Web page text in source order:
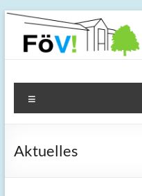
Zum
springen
FöV! –
IGS in
Aktuelles